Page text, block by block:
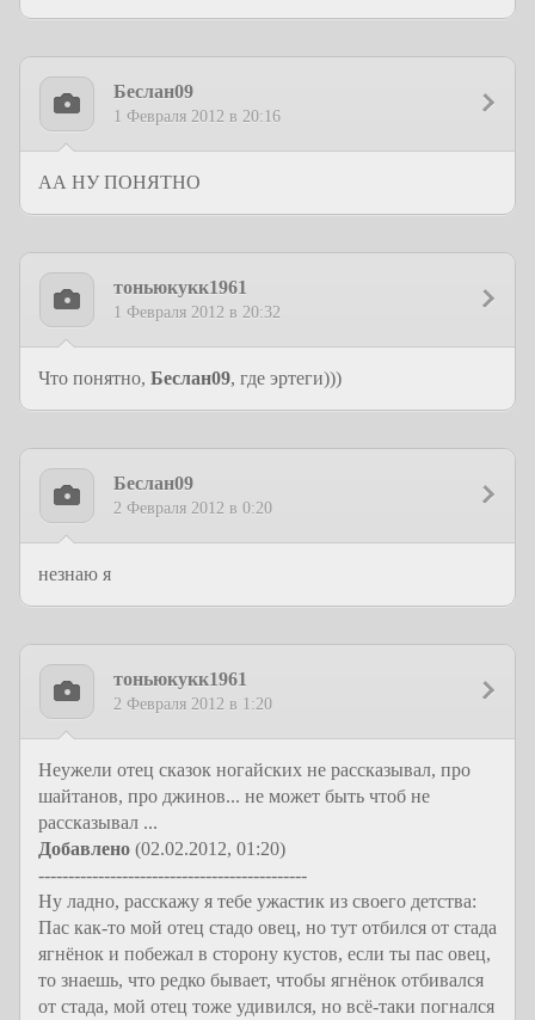
Беслан09
1 Февраля 2012 в 20:16
АА НУ ПОНЯТНО
тоньюкукк1961
1 Февраля 2012 в 20:32
Что понятно, Беслан09, где эртеги)))
Беслан09
2 Февраля 2012 в 0:20
незнаю я
тоньюкукк1961
2 Февраля 2012 в 1:20
Неужели отец сказок ногайских не рассказывал, про
шайтанов, про джинов... не может быть чтоб не
рассказывал ...
Добавлено (02.02.2012, 01:20)
---------------------------------------------
Ну ладно, расскажу я тебе ужастик из своего детства:
Пас как-то мой отец стадо овец, но тут отбился от стада
ягнёнок и побежал в сторону кустов, если ты пас овец,
то знаешь, что редко бывает, чтобы ягнёнок отбивался
от стада, мой отец тоже удивился, но всё-таки погнался